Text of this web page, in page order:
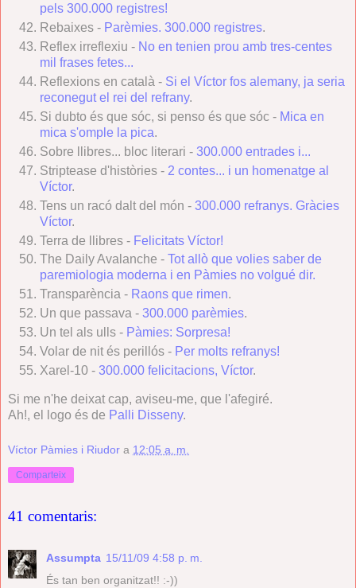
pels 300.000 registres!
Rebaixes - Parèmies. 300.000 registres.
Reflex irreflexiu - No en tenien prou amb tres-centes
mil frases fetes...
Reflexions en català - Si el Víctor fos alemany, ja seria
reconegut el rei del refrany.
Si dubto és que sóc, si penso és que sóc - Mica en
mica s'omple la pica.
Sobre llibres... bloc literari - 300.000 entrades i...
Striptease d'històries - 2 contes... i un homenatge al
Víctor.
Tens un racó dalt del món - 300.000 refranys. Gràcies
Víctor.
Terra de llibres - Felicitats Víctor!
The Daily Avalanche - Tot allò que volies saber de
paremiologia moderna i en Pàmies no volgué dir.
Transparència - Raons que rimen.
Un que passava - 300.000 parèmies.
Un tel als ulls - Pàmies: Sorpresa!
Volar de nit és perillós - Per molts refranys!
Xarel-10 - 300.000 felicitacions, Víctor.
Si me n'he deixat cap, aviseu-me, que l'afegiré.
Ah!, el logo és de Palli Disseny.
Víctor Pàmies i Riudor a 12:05 a. m.
Comparteix
41 comentaris:
Assumpta 15/11/09 4:58 p. m.
És tan ben organitzat!! :-))